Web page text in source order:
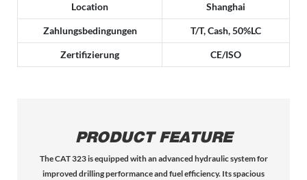
Location Shanghai
Zahlungsbedingungen T/T, Cash, 50%LC
Zertifizierung CE/ISO
PRODUCT FEATURE
The CAT 323 is equipped with an advanced hydraulic system for
improved drilling performance and fuel efficiency. Its spacious